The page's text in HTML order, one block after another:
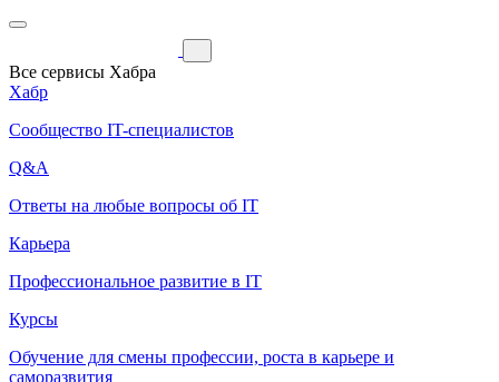
Все сервисы Хабра
Хабр
Сообщество IT-специалистов
Q&A
Ответы на любые вопросы об IT
Карьера
Профессиональное развитие в IT
Курсы
Обучение для смены профессии, роста в карьере и
саморазвития